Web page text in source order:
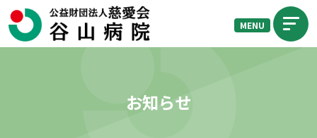
MENU
お知らせ